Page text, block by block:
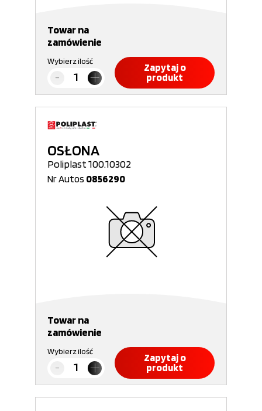
Towar na
zamówienie
Wybierz ilość
Zapytaj o
produkt
OSŁONA
Poliplast 100.10302
Nr Autos 0856290
Towar na
zamówienie
Wybierz ilość
Zapytaj o
produkt